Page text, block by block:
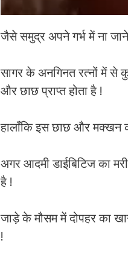
जैसे समुद्र अपने गर्भ में ना
सागर के अनगिनत रत्नों में से
और छाछ प्राप्त होता है !
हालाँकि इस छाछ और मक्खन को
अगर आदमी डाईबिटिज का
है !
जाड़े के मौसम में दोपहर का
!